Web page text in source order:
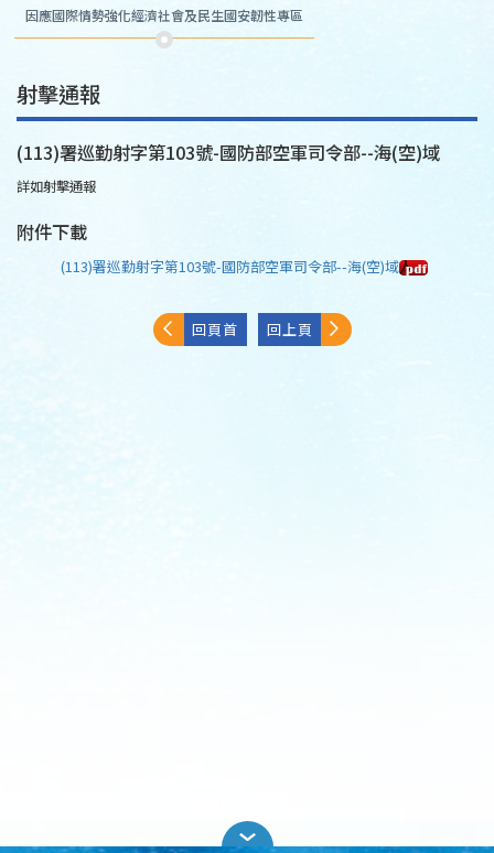
因應國際情勢強化經濟社會及民生國安韌性專區
射擊通報
(113)署巡勤射字第103號-國防部空軍司令部--海(空)域
詳如射擊通報
附件下載
(113)署巡勤射字第103號-國防部空軍司令部--海(空)域
回頁首 回上頁